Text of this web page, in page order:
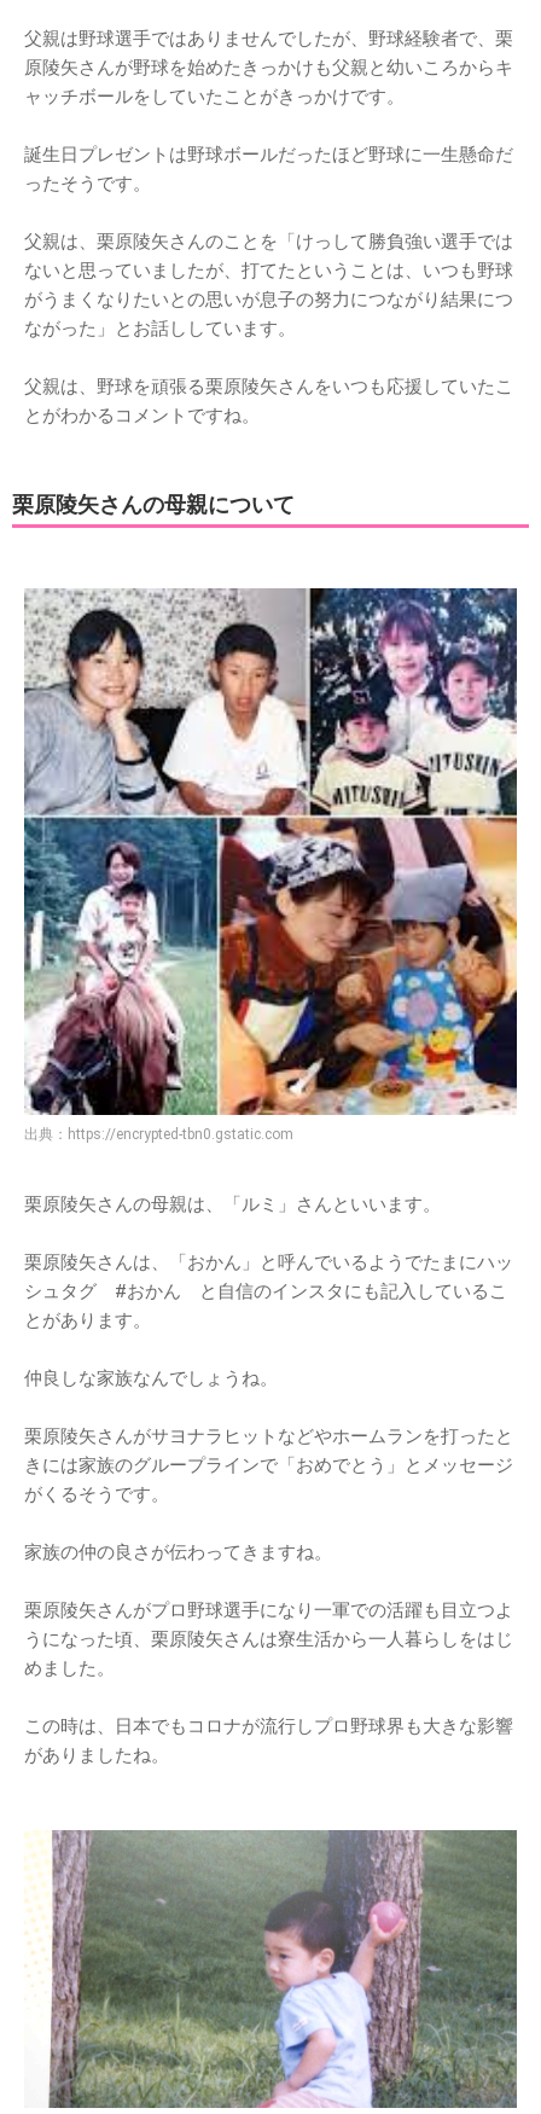
父親は野球選手ではありませんでしたが、野球経験者で、栗
原陵矢さんが野球を始めたきっかけも父親と幼いころからキ
ャッチボールをしていたことがきっかけです。
誕生日プレゼントは野球ボールだったほど野球に一生懸命だ
ったそうです。
父親は、栗原陵矢さんのことを「けっして勝負強い選手では
ないと思っていましたが、打てたということは、いつも野球
がうまくなりたいとの思いが息子の努力につながり結果につ
ながった」とお話ししています。
父親は、野球を頑張る栗原陵矢さんをいつも応援していたこ
とがわかるコメントですね。
栗原陵矢さんの母親について
出典： https://encrypted-tbn0.gstatic.com
栗原陵矢さんの母親は、「ルミ」さんといいます。
栗原陵矢さんは、「おかん」と呼んでいるようでたまにハッ
シュタグ #おかん と自信のインスタにも記入しているこ
とがあります。
仲良しな家族なんでしょうね。
栗原陵矢さんがサヨナラヒットなどやホームランを打ったと
きには家族のグループラインで「おめでとう」とメッセージ
がくるそうです。
家族の仲の良さが伝わってきますね。
栗原陵矢さんがプロ野球選手になり一軍での活躍も目立つよ
うになった頃、栗原陵矢さんは寮生活から一人暮らしをはじ
めました。
この時は、日本でもコロナが流行しプロ野球界も大きな影響
がありましたね。